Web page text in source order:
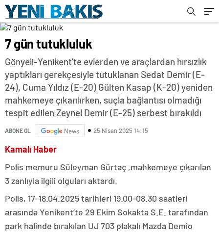
7 gün tutukluluk
Gönyeli-Yenikent'te evlerden ve araçlardan hırsızlık
yaptıkları gerekçesiyle tutuklanan Sedat Demir (E-
24), Cuma Yıldız (E-20) Gülten Kasap (K-20) yeniden
mahkemeye çıkarılırken, suçla bağlantısı olmadığı
tespit edilen Zeynel Demir (E-25) serbest bırakıldı
ABONE OL News 25 Nisan 2025 14:15
Kamalı Haber
Polis memuru Süleyman Gürtaç ,mahkemeye çıkarılan
3 zanlıyla ilgili olguları aktardı.
Polis, 17-18.04.2025 tarihleri 19.00-08.30 saatleri
arasında Yenikent’te 29 Ekim Sokakta S.E. tarafından
park halinde bırakılan UJ 703 plakalı Mazda Demio